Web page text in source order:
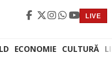
LIVE
ECONOMIE CULTURĂ